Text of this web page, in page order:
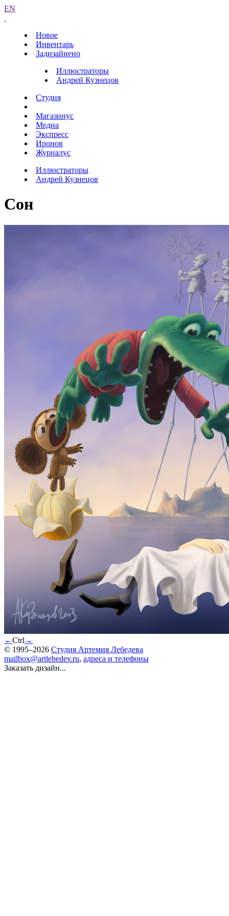
EN
Новое
Инвентарь
Задизайнено
Иллюстраторы
Андрей Кузнецов
Студия
Магазинус
Медиа
Экспресс
Иронов
Журналус
Иллюстраторы
Андрей Кузнецов
Сон
←Ctrl →
© 1995–2026 Студия Артемия Лебедева
mailbox@artlebedev.ru, адреса и телефоны
Заказать дизайн...